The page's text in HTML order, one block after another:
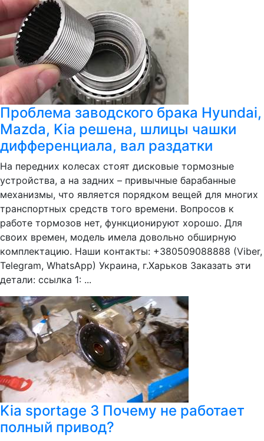
Проблема заводского брака Hyundai,
Mazda, Kia решена, шлицы чашки
дифференциала, вал раздатки
На передних колесах стоят дисковые тормозные
устройства, а на задних – привычные барабанные
механизмы, что является порядком вещей для многих
транспортных средств того времени. Вопросов к
работе тормозов нет, функционируют хорошо. Для
своих времен, модель имела довольно обширную
комплектацию. Наши контакты: +380509088888 (Viber,
Telegram, WhatsApp) Украина, г.Харьков Заказать эти
детали: ссылка 1: ...
Kia sportage 3 Почему не работает
полный привод?